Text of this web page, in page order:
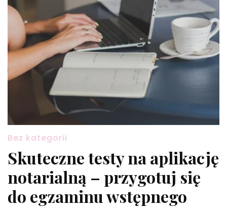
Bez kategorii
Skuteczne testy na aplikację
notarialną – przygotuj się
do egzaminu wstępnego